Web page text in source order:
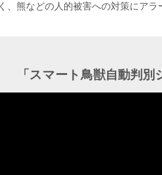
熊などの人的被害への対策にアラ
「スマート鳥獣自動判